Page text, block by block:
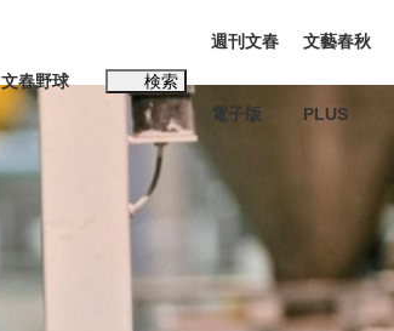
文春野球 検索
週刊文春
電子版
文藝春秋
PLUS